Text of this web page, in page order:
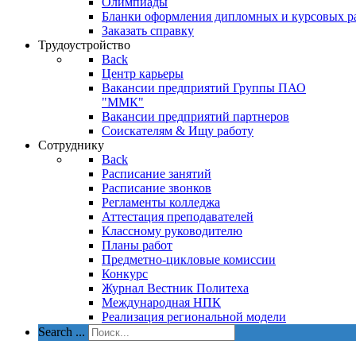
Бланки оформления дипломных и курсовых
Заказать справку
Трудоустройство
Back
Центр карьеры
Вакансии предприятий Группы ПАО
"ММК"
Вакансии предприятий партнеров
Соискателям & Ищу работу
Сотруднику
Back
Расписание занятий
Расписание звонков
Регламенты колледжа
Аттестация преподавателей
Классному руководителю
Планы работ
Предметно-цикловые комиссии
Конкурс
Журнал Вестник Политеха
Международная НПК
Реализация региональной модели
Search ...